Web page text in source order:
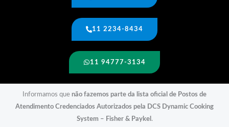
11 2234-8434
11 94777-3134
Informamos que não fazemos parte da lista oficial de Postos de
Atendimento Credenciados Autorizados pela DCS Dynamic Cooking
System – Fisher & Paykel .